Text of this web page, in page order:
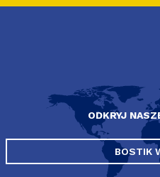
ODKRYJ
BOSTIK